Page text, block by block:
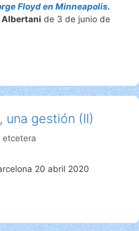
Floyd en Minneapolis.
Albertani de 3 de junio de
una gestión (II)
etcetera
20 abril 2020